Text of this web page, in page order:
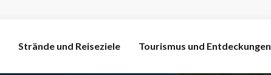
Strände und Reiseziele Tourismus und Entdeckungen